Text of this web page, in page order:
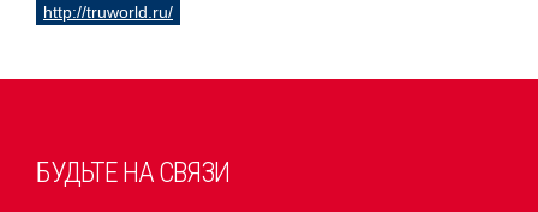
http://truworld.ru/
БУДЬТЕ НА СВЯЗИ